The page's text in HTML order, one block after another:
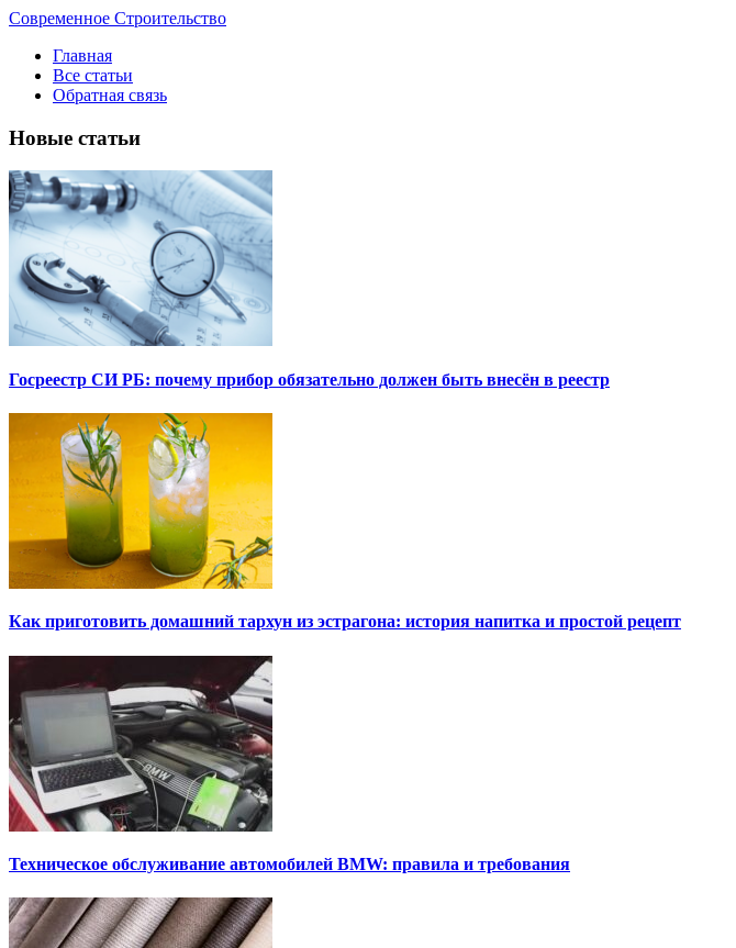
Современное Строительство
Главная
Все статьи
Обратная связь
Новые статьи
Госреестр СИ РБ: почему прибор обязательно должен быть внесён в реестр
Как приготовить домашний тархун из эстрагона: история напитка и простой рецепт
Техническое обслуживание автомобилей BMW: правила и требования